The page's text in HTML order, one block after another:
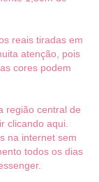
reais tiradas em
atenção, pois
cores podem
região central de
clicando aqui.
na internet sem
todos os dias